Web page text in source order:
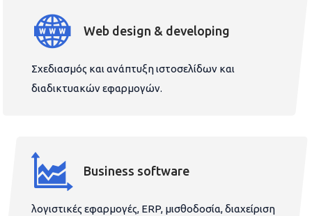
Web design & developing
Σχεδιασμός και ανάπτυξη ιστοσελίδων και
διαδικτυακών εφαρμογών.
Business software
λογιστικές εφαρμογές, ERP, μισθοδοσία, διαχείριση